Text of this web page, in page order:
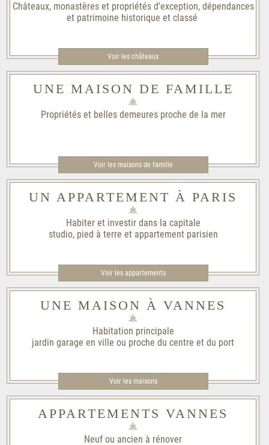
Châteaux, monastères et propriétés d'exception, dépendances
et patrimoine historique et classé
Voir les châteaux
UNE MAISON DE FAMILLE
Propriétés et belles demeures proche de la mer
Voir les maisons de famille​
UN APPARTEMENT À PARIS
Habiter et investir dans la capitale
studio, pied à terre et appartement parisien
Voir les appartements
UNE MAISON À VANNES
Habitation principale
jardin garage en ville ou proche du centre et du port
Voir les maisons
APPARTEMENTS VANNES
Neuf ou ancien à rénover